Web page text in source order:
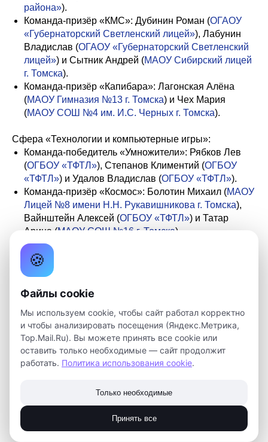
района»).
Команда-призёр «КМС»: Дубинин Роман (ОГАОУ
«Губернаторский Светленский лицей»), Лабунин
Владислав (ОГАОУ «Губернаторский Светленский
лицей») и Сытник Андрей (МАОУ Сибирский лицей
г. Томска).
Команда-призёр «Капибара»: Лагонская Алёна
(МАОУ Гимназия №13 г. Томска) и Чех Мария
(МАОУ СОШ №4 им. И.С. Черных г. Томска).
Сфера «Технологии и компьютерные игры»:
Команда-победитель «Умножители»: Рябков Лев
(ОГБОУ «ТФТЛ»), Степанов Климентий (ОГБОУ
«ТФТЛ») и Удалов Владислав (ОГБОУ «ТФТЛ»).
Команда-призёр «Космос»: Болотин Михаил (МАОУ
Лицей №8 имени Н.Н. Рукавишникова г. Томска),
Вайнштейн Алексей (ОГБОУ «ТФТЛ») и Татар
Арина (МАОУ СОШ №16 г. Томска).
Сфера
Команда-победитель «Обычные»: Израев Давид
(МБОУ «Зоркальцевская СОШ» Томского района
Негодин Андрей (МАОУ СОШ №50 г. Томска).
Команда-призёр «Гений Евгений»: Долгоруков
Степан (МАОУ Гимназия №29 г. Томска), Павлюк
Иван (МАОУ Гимназия №6 г. Томска) и Ситников
Михаил (МАОУ СОШ №35 г. Томска).
МАОУ «Зональненская СОШ» Томского района
) и Томашпольский Артем (
Лицей №8 имени Н.Н. Рукавишникова г. Томска
).
🍪
Файлы cookie
Мы используем cookie, чтобы сайт работал корректно
и чтобы анализировать посещения (Яндекс.Метрика,
Top.Mail.Ru). Вы можете принять все cookie или
оставить только необходимые — сайт продолжит
работать. Политика использования cookie.
Только необходимые
Принять все